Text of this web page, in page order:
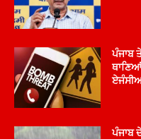
ਪੰਜਾਬ
ਪੰਜਾਬ